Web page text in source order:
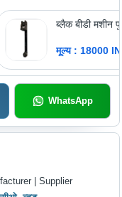
ब्लैक बीडी मशीन
मूल्य : 18000
WhatsApp
| Supplier